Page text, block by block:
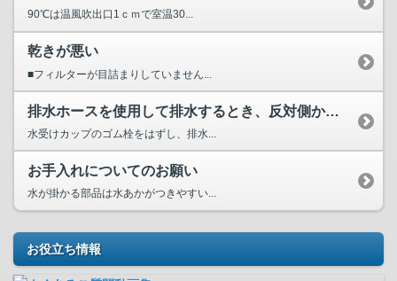
90℃は温風吹出口1ｃｍで室温30...
乾きが悪い
■フィルターが目詰まりしていません...
排水ホースを使用して排水するとき、反対側から排水することは...
水受けカップのゴム栓をはずし、排水...
お手入れについてのお願い
水が掛かる部品は水あかがつきやすい...
お役立ち情報